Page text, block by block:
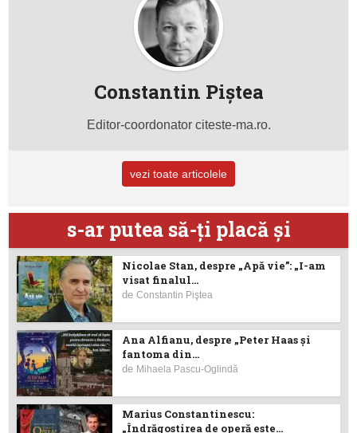
Constantin Piştea
Editor-coordonator citeste-ma.ro.
vezi toate articolele
s-ar putea să-ţi placă şi
Nicolae Stan, despre „Apă vie”: „I-am
visat finalul...
deConstantin Piştea
Ana Alfianu, despre „Peter Haas și
fantoma din...
de Mihaela Pascu-Oglindă
Marius Constantinescu:
„Îndrăgostirea de operă este...